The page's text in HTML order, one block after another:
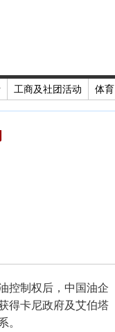
工商及社团活动 体育
控制权后，中国油企
得卡尼政府及艾伯塔